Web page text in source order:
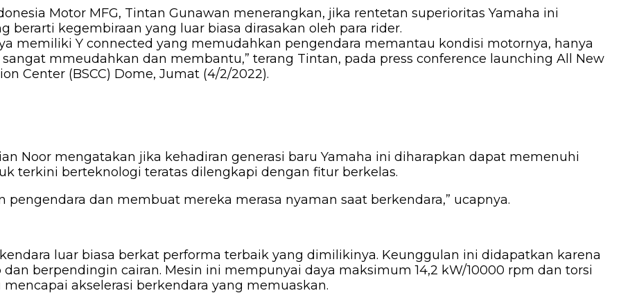
Motor MFG, Tintan Gunawan menerangkan, jika rentetan superioritas Yamaha ini
berarti kegembiraan yang luar biasa dirasakan oleh para rider.
memiliki Y connected yang memudahkan pengendara memantau kondisi motornya, hanya
mmeudahkan dan membantu,” terang Tintan, pada press conference launching All New
Center (BSCC) Dome, Jumat (4/2/2022).
Noor mengatakan jika kehadiran generasi baru Yamaha ini diharapkan dapat memenuhi
terkini berteknologi teratas dilengkapi dengan fitur berkelas.
dan membuat mereka merasa nyaman saat berkendara,” ucapnya.
luar biasa berkat performa terbaik yang dimilikinya. Keunggulan ini didapatkan karena
dan berpendingin cairan. Mesin ini mempunyai daya maksimum 14,2 kW/10000 rpm dan torsi
akselerasi berkendara yang memuaskan.